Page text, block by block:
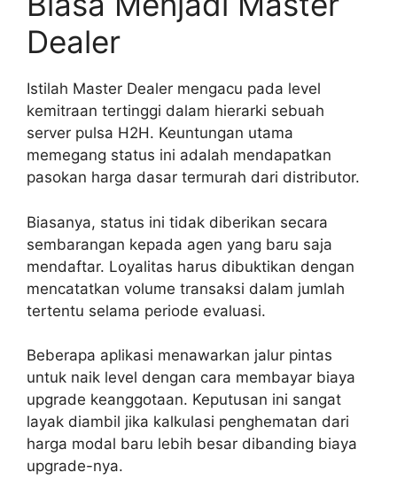
Dealer
Istilah Master Dealer mengacu pada level
kemitraan tertinggi dalam hierarki sebuah
server pulsa H2H. Keuntungan utama
memegang status ini adalah mendapatkan
pasokan harga dasar termurah dari distributor.
Biasanya, status ini tidak diberikan secara
sembarangan kepada agen yang baru saja
mendaftar. Loyalitas harus dibuktikan dengan
mencatatkan volume transaksi dalam jumlah
tertentu selama periode evaluasi.
Beberapa aplikasi menawarkan jalur pintas
untuk naik level dengan cara membayar biaya
upgrade keanggotaan. Keputusan ini sangat
layak diambil jika kalkulasi penghematan dari
harga modal baru lebih besar dibanding biaya
upgrade-nya.